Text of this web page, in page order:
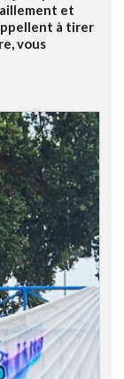
et
à tirer
vous